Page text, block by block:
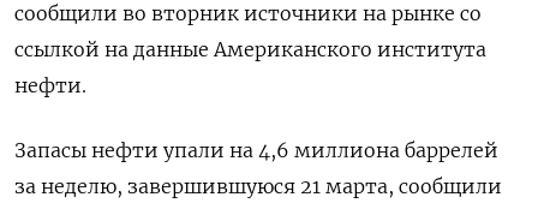
сообщили во вторник источники на рынке со
ссылкой на данные Американского института
нефти.
Запасы нефти упали на 4,6 миллиона баррелей
за неделю, завершившуюся 21 марта, сообщили